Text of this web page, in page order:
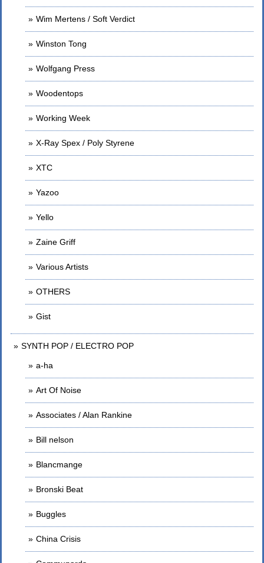
Wim Mertens / Soft Verdict
Winston Tong
Wolfgang Press
Woodentops
Working Week
X-Ray Spex / Poly Styrene
XTC
Yazoo
Yello
Zaine Griff
Various Artists
OTHERS
Gist
SYNTH POP / ELECTRO POP
a-ha
Art Of Noise
Associates / Alan Rankine
Bill nelson
Blancmange
Bronski Beat
Buggles
China Crisis